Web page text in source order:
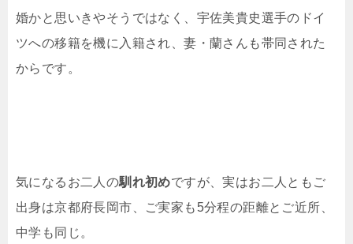
婚かと思いきやそうではなく、宇佐美貴史選手のドイ
ツへの移籍を機に入籍され、妻・蘭さんも帯同された
からです。
気になるお二人の馴れ初めですが、実はお二人ともご
出身は京都府長岡市、ご実家も5分程の距離とご近所、
中学も同じ。